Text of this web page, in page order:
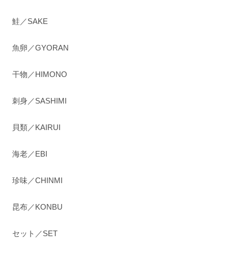
鮭／SAKE
魚卵／GYORAN
干物／HIMONO
刺身／SASHIMI
貝類／KAIRUI
海老／EBI
珍味／CHINMI
昆布／KONBU
セット／SET